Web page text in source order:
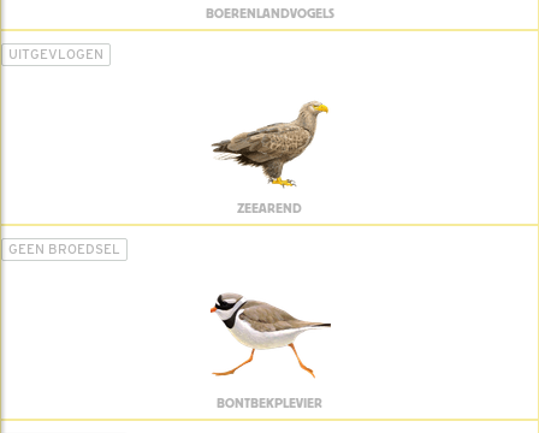
BOERENLANDVOGELS
UITGEVLOGEN
ZEEAREND
GEEN BROEDSEL
BONTBEKPLEVIER